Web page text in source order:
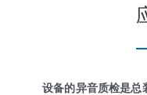
设备的异音质检是总